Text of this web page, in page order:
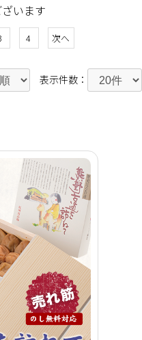
ざいます
4 次へ
表示件数：